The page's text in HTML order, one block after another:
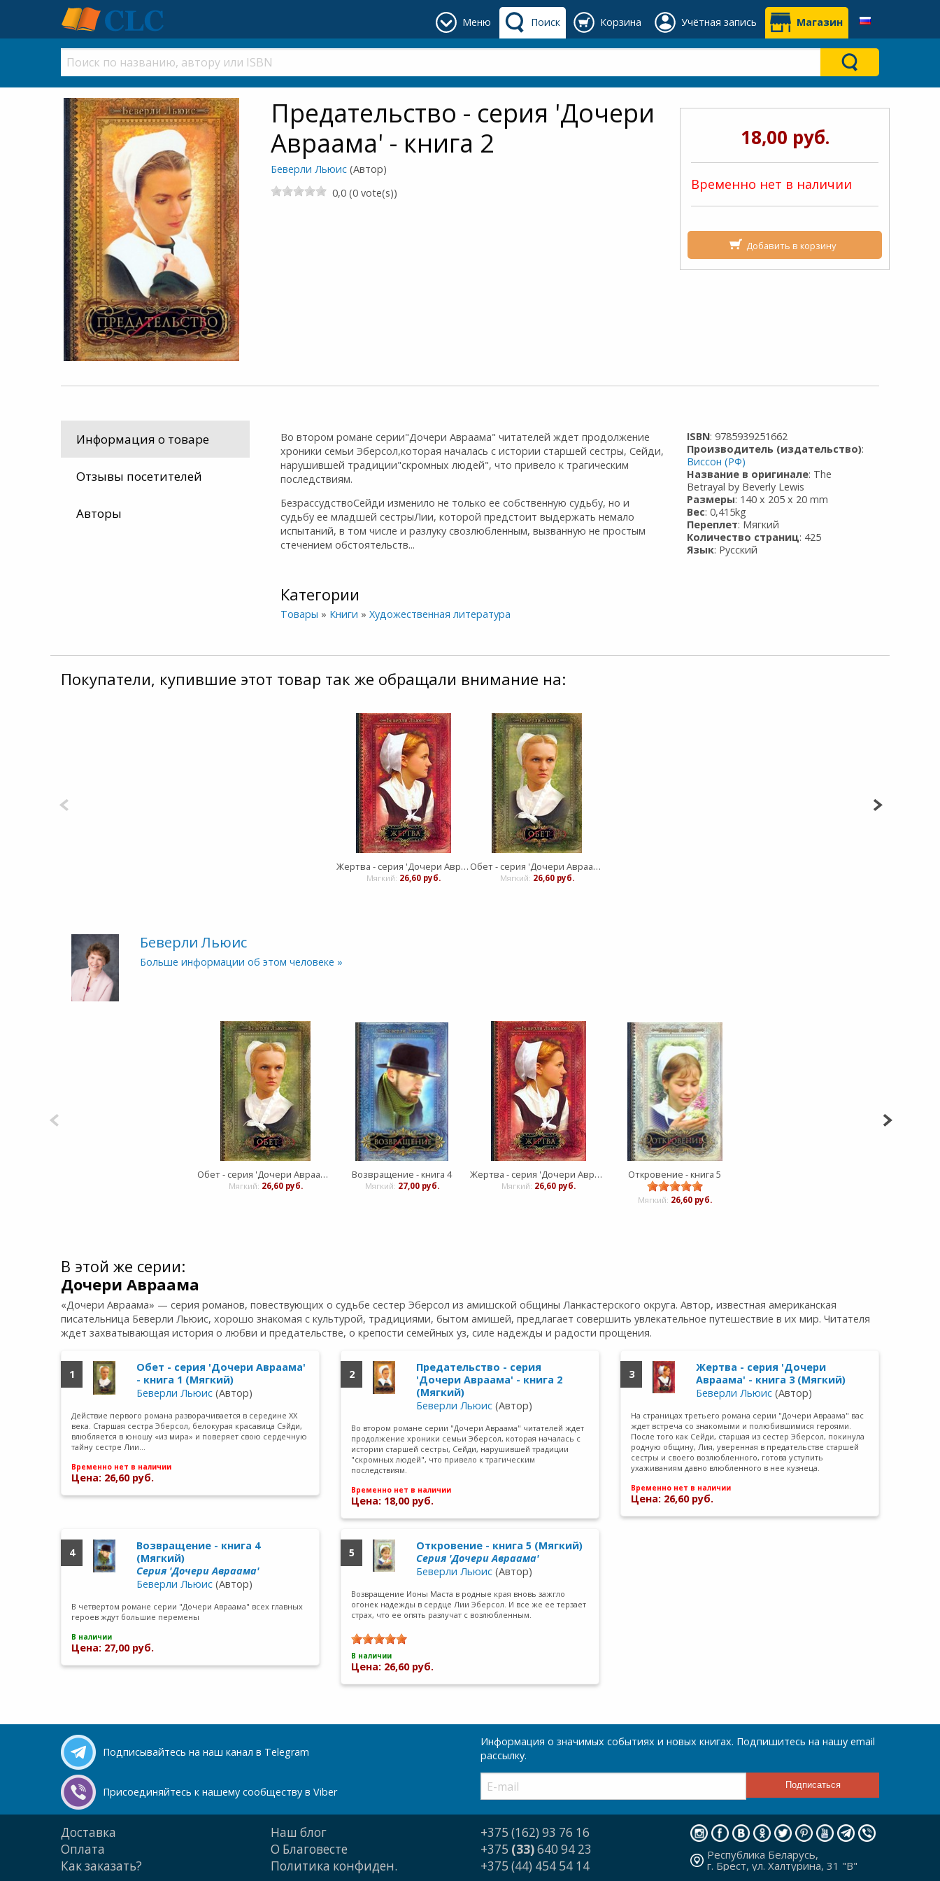
Меню Поиск Корзина Учётная запись Магазин
Предательство - серия 'Дочери
Авраама' - книга 2
Беверли Льюис (Автор)
0,0 (0 vote(s))
18,00 руб.
Временно нет в наличии
Добавить в корзину
Информация о товаре
Отзывы посетителей
Авторы
Во втором романе серии"Дочери Авраама" читателей ждет продолжение
хроники семьи Эберсол,которая началась с истории старшей сестры, Сейди,
нарушившей традиции"скромных людей", что привело к трагическим
последствиям.
БезрассудствоСейди изменило не только ее собственную судьбу, но и
судьбу ее младшей сестрыЛии, которой предстоит выдержать немало
испытаний, в том числе и разлуку свозлюбленным, вызванную не простым
стечением обстоятельств...
Категории
Товары » Книги »Художественная литература
ISBN: 9785939251662
Производитель (издательство):
Виссон (РФ)
Название в оригинале: The
Betrayal by Beverly Lewis
Размеры: 140 x 205 x 20 mm
Вес: 0,415kg
Переплет: Мягкий
Количество страниц: 425
Язык: Русский
Покупатели, купившие этот товар так же обращали внимание на:
Жертва - серия 'Дочери Авраама' - книга 3
Мягкий: 26,60 руб.
Обет - серия 'Дочери Авраама' - книга 1
Мягкий: 26,60 руб.
Беверли Льюис
Больше информации об этом человеке »
Обет - серия 'Дочери Авраама' - книга 1
Мягкий: 26,60 руб.
Возвращение - книга 4
Мягкий: 27,00 руб.
Жертва - серия 'Дочери Авраама' - книга 3
Мягкий: 26,60 руб.
Откровение - книга 5
Мягкий: 26,60 руб.
В этой же серии:
Дочери Авраама
«Дочери Авраама» — серия романов, повествующих о судьбе сестер Эберсол из амишской общины Ланкастерского округа. Автор, известная американская
писательница Беверли Льюис, хорошо знакомая с культурой, традициями, бытом амишей, предлагает совершить увлекательное путешествие в их мир. Читателя
ждет захватывающая история о любви и предательстве, о крепости семейных уз, силе надежды и радости прощения.
1
Обет - серия 'Дочери Авраама'
- книга 1 (Мягкий)
Беверли Льюис(Автор)
Действие первого романа разворачивается в середине XX
века. Старшая сестра Эберсол, белокурая красавица Сэйди,
влюбляется в юношу «из мира» и поверяет свою сердечную
тайну сестре Лии…
Временно нет в наличии
Цена: 26,60 руб.
2
Предательство - серия
'Дочери Авраама' - книга 2
(Мягкий)
Беверли Льюис(Автор)
Во втором романе серии "Дочери Авраама" читателей ждет
продолжение хроники семьи Эберсол, которая началась с
истории старшей сестры, Сейди, нарушившей традиции
"скромных людей", что привело к трагическим
последствиям.
Временно нет в наличии
Цена: 18,00 руб.
3
Жертва - серия 'Дочери
Авраама' - книга 3 (Мягкий)
Беверли Льюис(Автор)
На страницах третьего романа серии "Дочери Авраама" вас
ждет встреча со знакомыми и полюбившимися героями.
После того как Сейди, старшая из сестер Эберсол, покинула
родную общину, Лия, уверенная в предательстве старшей
сестры и своего возлюбленного, готова уступить
ухаживаниям давно влюбленного в нее кузнеца.
Временно нет в наличии
Цена: 26,60 руб.
4
Возвращение - книга 4
(Мягкий)
Cерия 'Дочери Авраама'
Беверли Льюис(Автор)
В четвертом романе серии "Дочери Авраама" всех главных
героев ждут большие перемены
В наличии
Цена: 27,00 руб.
5
Откровение - книга 5 (Мягкий)
Cерия 'Дочери Авраама'
Беверли Льюис(Автор)
Возвращение Ионы Маста в родные края вновь зажгло
огонек надежды в сердце Лии Эберсол. И все же ее терзает
страх, что ее опять разлучат с возлюбленным.
В наличии
Цена: 26,60 руб.
Подписывайтесь на наш канал в Telegram
Присоединяйтесь к нашему сообществу в Viber
Информация о значимых событиях и новых книгах. Подпишитесь на нашу email
рассылку.
Доставка
Оплата
Как заказать?
Наш блог
О Благовесте
Политика конфиден.
+375 (162) 93 76 16
+375 (33)640 94 23
+375 (44) 454 54 14
Республика Беларусь,
г. Брест, ул. Халтурина, 31 "В"